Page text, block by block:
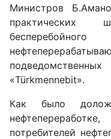
Министров
практических
«Türkmennebit».
Как было
потребителей